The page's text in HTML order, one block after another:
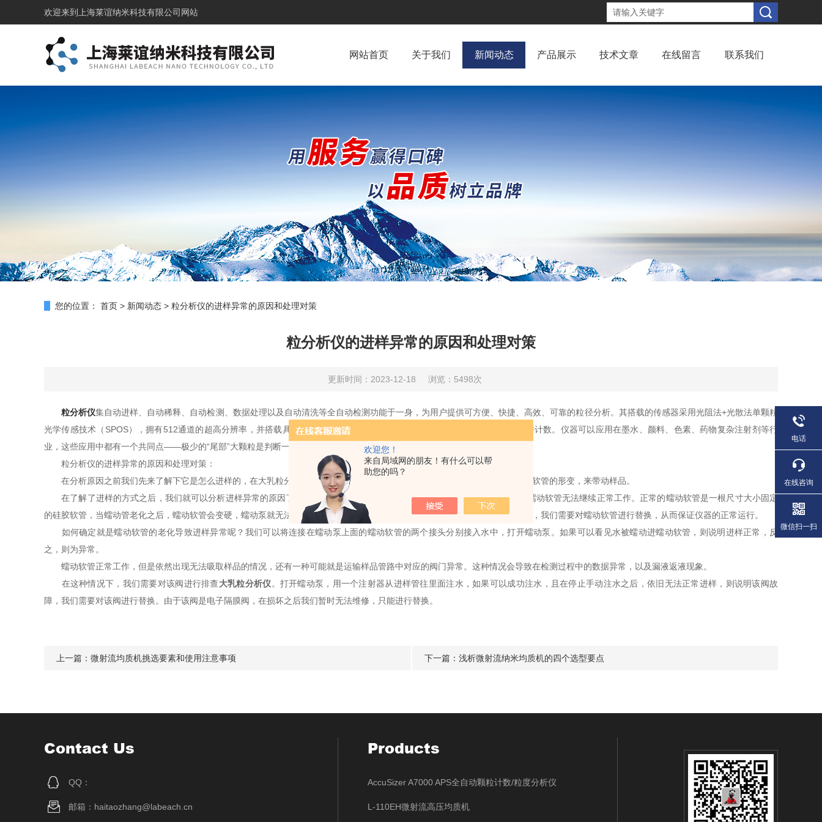
欢迎您！
来自局域网的朋友！有什么可以帮
助您的吗？
欢迎来到 上海莱谊纳米科技有限公司网站
网站首页 关于我们 新闻动态 产品展示 技术文章 在线留言 联系我们
您的位置： 首页 > 新闻动态 > 粒分析仪的进样异常的原因和处理对策
粒分析仪的进样异常的原因和处理对策
更新时间：2023-12-18 浏览：5498次
粒分析仪集自动进样、自动稀释、自动检测、数据处理以及自动清洗等全自动检测功能于一身，为用户提供可方便、快捷、高效、可靠的粒径分析。其搭载的传感器采用光阻法+光散法单颗粒
光学传感技术（SPOS），拥有512通道的超高分辨率，并搭载具有二步自动稀释系统，可真实的对大量粒子样本进行粒径测试并计数。仪器可以应用在墨水、颜料、色素、药物复杂注射剂等行
业，这些应用中都有一个共同点——极少的“尾部”大颗粒是判断一个产品成功或者失败的重要标准。
粒分析仪的进样异常的原因和处理对策：
在分析原因之前我们先来了解下它是怎么进样的，在大乳粒分析仪里面，进样的方式主要是靠蠕动泵压迫蠕动软管，改变蠕动软管的形变，来带动样品。
在了解了进样的方式之后，我们就可以分析进样异常的原因了。首先最重要的原因，可能是蠕动泵内的蠕动软管老化，导致蠕动软管无法继续正常工作。正常的蠕动软管是一根尺寸大小固定
的硅胶软管，当蠕动管老化之后，蠕动软管会变硬，蠕动泵就无法通过改变蠕动软管的形变来达到运输样品的目的。在这种情况下，我们需要对蠕动软管进行替换，从而保证仪器的正常运行。
如何确定就是蠕动软管的老化导致进样异常呢？我们可以将连接在蠕动泵上面的蠕动软管的两个接头分别接入水中，打开蠕动泵。如果可以看见水被蠕动进蠕动软管，则说明进样正常，反
之，则为异常。
蠕动软管正常工作，但是依然出现无法吸取样品的情况，还有一种可能就是运输样品管路中对应的阀门异常。这种情况会导致在检测过程中的数据异常，以及漏液返液现象。
在这种情况下，我们需要对该阀进行排查大乳粒分析仪。打开蠕动泵，用一个注射器从进样管往里面注水，如果可以成功注水，且在停止手动注水之后，依旧无法正常进样，则说明该阀故
障，我们需要对该阀进行替换。由于该阀是电子隔膜阀，在损坏之后我们暂时无法维修，只能进行替换。
上一篇： 微射流均质机挑选要素和使用注意事项 下一篇： 浅析微射流纳米均质机的四个选型要点
Contact Us
QQ：
邮箱：haitaozhang@labeach.cn
Products
AccuSizer A7000 APS全自动颗粒计数/粒度分析仪
L-110EH微射流高压均质机
电话
在线咨询
微信扫一扫